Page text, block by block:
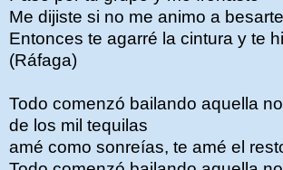
Me dijiste si no me animo a besarte
Entonces te agarré la cintura y te
(Ráfaga)
Todo comenzó bailando aquella
de los mil tequilas
amé como sonreías, te amé el